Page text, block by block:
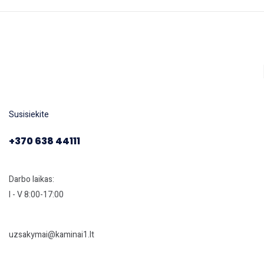
Susisiekite
+370 638 44111
Darbo laikas:
I - V 8:00-17:00
uzsakymai@kaminai1.lt